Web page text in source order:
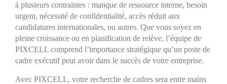
à plusieurs contraintes : manque de ressource interne, besoin
urgent, nécessité de confidentialité, accès réduit aux
candidatures internationales, ou autres. Que vous soyez en
pleine croissance ou en planification de relève, l’équipe de
PIXCELL comprend l’importance stratégique qu’un poste de
cadre exécutif peut avoir dans le succès de votre entreprise.
Avec PIXCELL, votre recherche de cadres sera entre mains